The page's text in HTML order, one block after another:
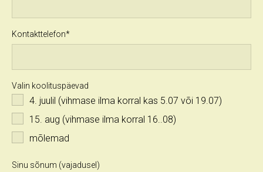
Kontakttelefon
Valin koolituspäevad
4. juulil (vihmase ilma korral kas 5.07 või 19.07)
15. aug (vihmase ilma korral 16..08)
mõlemad
Sinu sõnum (vajadusel)